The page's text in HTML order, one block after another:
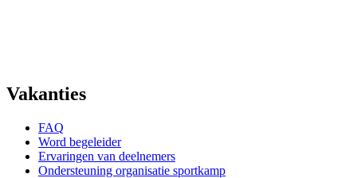
Vakanties
FAQ
Word begeleider
Ervaringen van deelnemers
Ondersteuning organisatie sportkamp